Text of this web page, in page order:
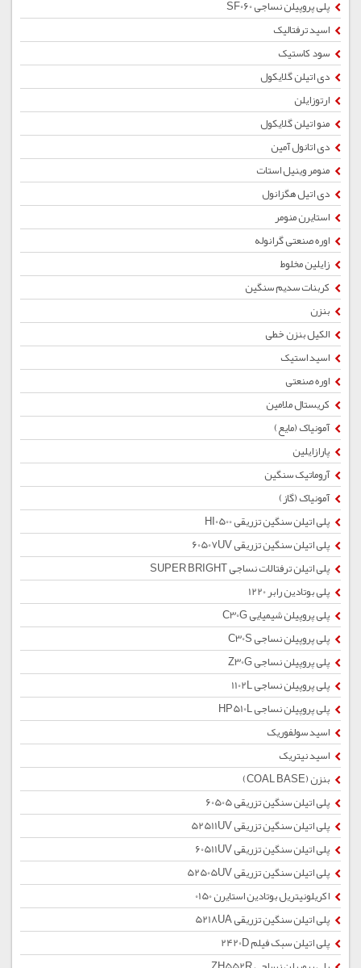
پلی پروپیلن نساجی SF060
اسید ترفتالیک
سود کاستیک
دی اتیلن گلایکول
ارتوزایلن
منو اتیلن گلایکول
دی اتانول آمین
منومر وینیل استات
دی اتیل هگزانول
استایرن منومر
اوره صنعتی گرانوله
زایلین مخلوط
کربنات سدیم سنگین
بنزن
الکیل بنزن خطی
اسید استیک
اوره صنعتی
کریستال ملامین
آمونیاک (مایع)
پارازایلین
آروماتیک سنگین
آمونیاک (گاز)
پلی اتیلن سنگین تزریقی HI0500
پلی اتیلن سنگین تزریقی 60507UV
پلی اتیلن ترفتالات نساجی SUPER BRIGHT
پلی بوتادین رابر 1220
پلی پروپیلن شیمیایی C30G
پلی پروپیلن نساجی C30S
پلی پروپیلن نساجی Z30G
پلی پروپیلن نساجی 1102L
پلی پروپیلن نساجی HP510L
اسید سولفوریک
اسید نیتریک
بنزن (COAL BASE)
پلی اتیلن سنگین تزریقی 60505
پلی اتیلن سنگین تزریقی 52511UV
پلی اتیلن سنگین تزریقی 60511UV
پلی اتیلن سنگین تزریقی 52505UV
اکریلونیتریل بوتادین استایرن 0150
پلی اتیلن سنگین تزریقی 5218UA
پلی اتیلن سبک فیلم 2420D